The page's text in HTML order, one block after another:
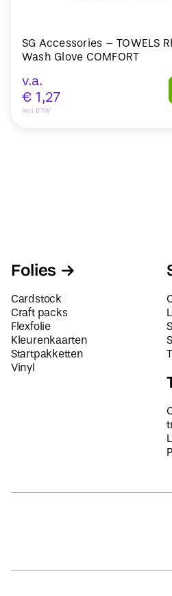
SG Accessories – TOWELS
Wash Glove COMFORT
v.a.
€ 1,27
Incl. BTW
Folies
Cardstock
Craft packs
Flexfolie
Kleurenkaarten
Startpakketten
Vinyl